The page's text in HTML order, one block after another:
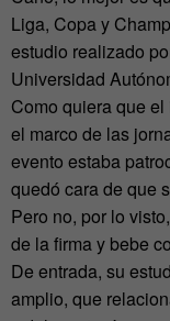
Liga, Copa y
estudio realizado
Universidad
Como quiera que
el marco de las
evento estaba
quedó cara de que
Pero no, por lo
de la firma y bebe
De entrada, su
amplio, que